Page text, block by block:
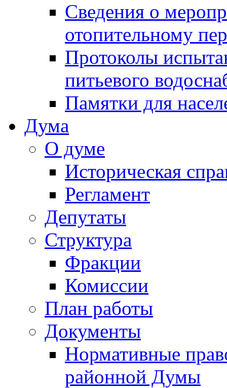
Сведения о
отопительному
Протоколы
питьевого
Памятки для
Дума
О думе
Историческая
Регламент
Депутаты
Структура
Фракции
Комиссии
План работы
Документы
Нормативные
районной Думы